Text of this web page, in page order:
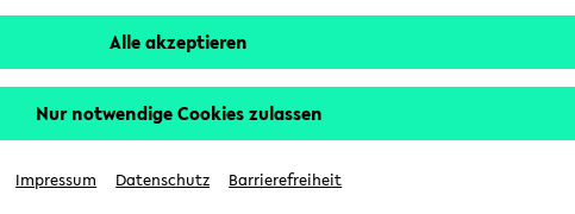
Prüfungen
Alle akzeptieren
Nur notwendige Cookies zulassen
Impressum Datenschutz Barrierefreiheit